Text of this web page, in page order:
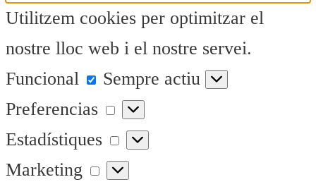
Utilitzem cookies per optimitzar el
nostre lloc web i el nostre servei.
Funcional
Funcional
Sempre actiu
Preferencias
Preferencias
Estadístiques
Estadístiques
Marketing
Marketing